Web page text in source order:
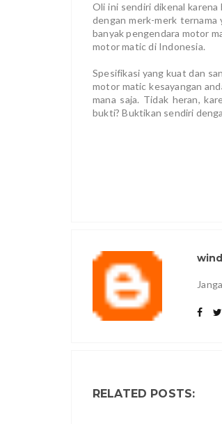
Oli ini sendiri dikenal
dengan merk-merk ternama
banyak pengendara motor
motor matic di Indonesia.
Spesifikasi yang kuat dan
motor matic kesayangan
mana saja. Tidak heran,
bukti? Buktikan sendiri
RELATED POSTS: